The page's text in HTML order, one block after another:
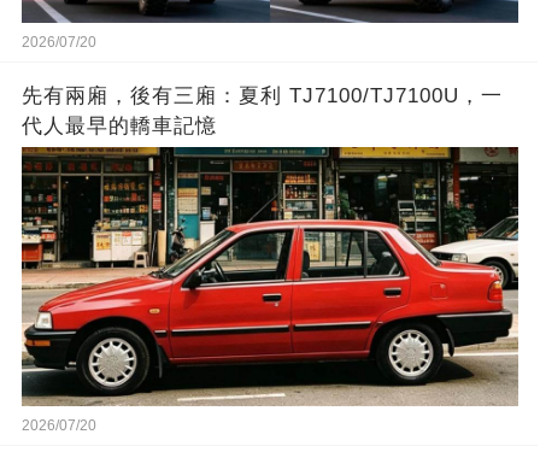
2026/07/20
先有兩廂，後有三廂：夏利 TJ7100/TJ7100U，一
代人最早的轎車記憶
2026/07/20